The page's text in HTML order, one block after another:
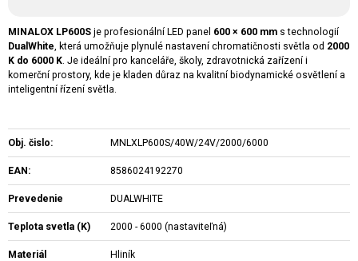
MINALOX LP600S je profesionální LED panel 600 × 600 mm s technologií
DualWhite , která umožňuje plynulé nastavení chromatičnosti světla od 2000
K do 6000 K . Je ideální pro kanceláře, školy, zdravotnická zařízení i
komerční prostory, kde je kladen důraz na kvalitní biodynamické osvětlení a
inteligentní řízení světla.
Obj. čislo: MNLXLP600S/40W/24V/2000/6000
EAN: 8586024192270
Prevedenie DUALWHITE
Teplota svetla (K) 2000 - 6000 (nastaviteľná)
Materiál Hliník